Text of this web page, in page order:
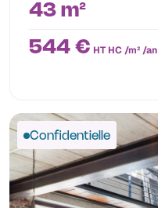
43 m²
544 € HT HC /m² /an
Confidentielle